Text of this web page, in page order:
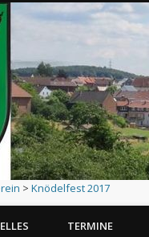
> Knödelfest 2017
TERMINE